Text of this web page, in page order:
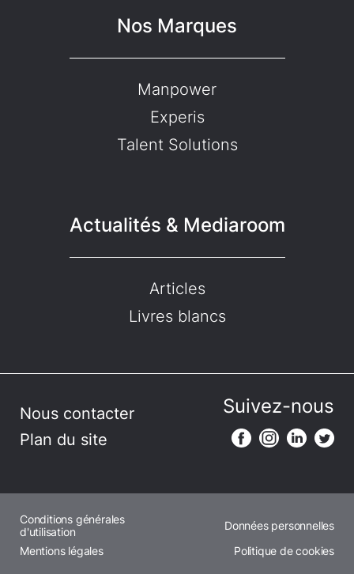
Nos Marques
Manpower
Experis
Talent Solutions
Actualités & Mediaroom
Articles
Livres blancs
Nous contacter
Plan du site
Suivez-nous
Conditions générales
d'utilisation
Données personnelles
Mentions légales
Politique de cookies